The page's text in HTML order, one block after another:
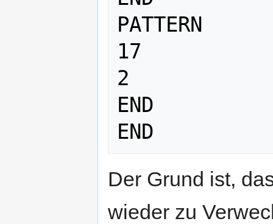
PATTERN
17
2
END
Der Grund ist,
wieder zu